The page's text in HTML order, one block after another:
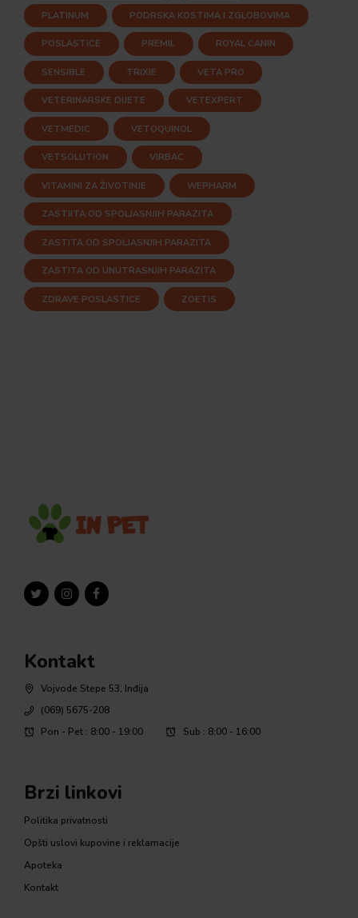
PLATINUM PODRSKA KOSTIMA I ZGLOBOVIMA
POSLASTICE PREMIL ROYAL CANIN
SENSIBLE TRIXIE VETA PRO
VETERINARSKE DIJETE VETEXPERT
VETMEDIC VETOQUINOL
VETSOLUTION VIRBAC
VITAMINI ZA ŽIVOTINJE WEPHARM
ZASTIITA OD SPOLJASNJIH PARAZITA
ZASTITA OD SPOLJASNJIH PARAZITA
ZASTITA OD UNUTRASNJIH PARAZITA
ZDRAVE POSLASTICE ZOETIS
Kontakt
Vojvode Stepe 53, Inđija
(069) 5675-208
Pon - Pet : 8:00 - 19:00
Sub : 8:00 - 16:00
Brzi linkovi
Politika privatnosti
Opšti uslovi kupovine i reklamacije
Apoteka
Kontakt